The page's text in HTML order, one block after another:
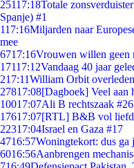
25117:18Totale
Spanje) #1
117:16Miljarden naar
mee
6717:16Vrouwen willen geen
17117:12Vandaag 40 jaar
217:11William Orbit overleden
27817:08[Dagboek] Veel aan
10017:07Ali B rechtszaak
17617:07[RTL] B&B vol
22317:04Israel en Gaza #17
4716:57Woningtekort: dus ga
6016:56Aanbrengen